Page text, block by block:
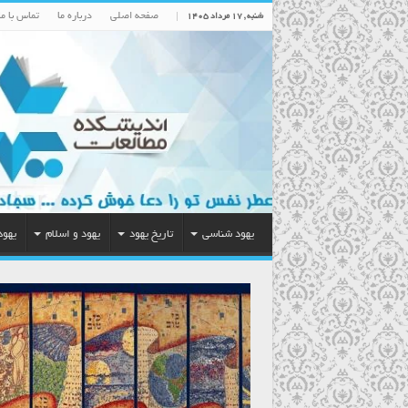
شنبه , ۱۷ مرداد ۱۴۰۵ صفحه اصلی درباره ما تماس با
یهود شناسی تاریخ یهود یهود و اسلام